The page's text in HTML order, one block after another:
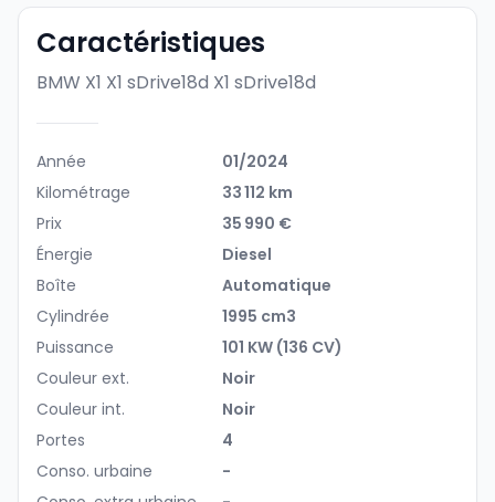
Caractéristiques
BMW X1 X1 sDrive18d X1 sDrive18d
Année
01/2024
Kilométrage
33 112 km
Prix
35 990 €
Énergie
Diesel
Boîte
Automatique
Cylindrée
1995 cm3
Puissance
101 KW (136 CV)
Couleur ext.
Noir
Couleur int.
Noir
Portes
4
Conso. urbaine
-